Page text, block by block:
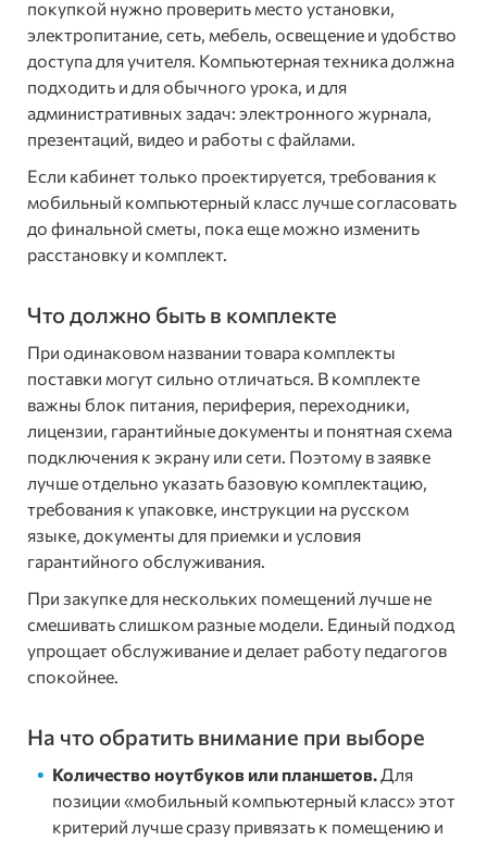
покупкой нужно проверить место установки,
электропитание, сеть, мебель, освещение и удобство
доступа для учителя. Компьютерная техника должна
подходить и для обычного урока, и для
административных задач: электронного журнала,
презентаций, видео и работы с файлами.
Если кабинет только проектируется, требования к
мобильный компьютерный класс лучше согласовать
до финальной сметы, пока еще можно изменить
расстановку и комплект.
Что должно быть в комплекте
При одинаковом названии товара комплекты
поставки могут сильно отличаться. В комплекте
важны блок питания, периферия, переходники,
лицензии, гарантийные документы и понятная схема
подключения к экрану или сети. Поэтому в заявке
лучше отдельно указать базовую комплектацию,
требования к упаковке, инструкции на русском
языке, документы для приемки и условия
гарантийного обслуживания.
При закупке для нескольких помещений лучше не
смешивать слишком разные модели. Единый подход
упрощает обслуживание и делает работу педагогов
спокойнее.
На что обратить внимание при выборе
Количество ноутбуков или планшетов.Для
позиции «мобильный компьютерный класс» этот
критерий лучше сразу привязать к помещению и